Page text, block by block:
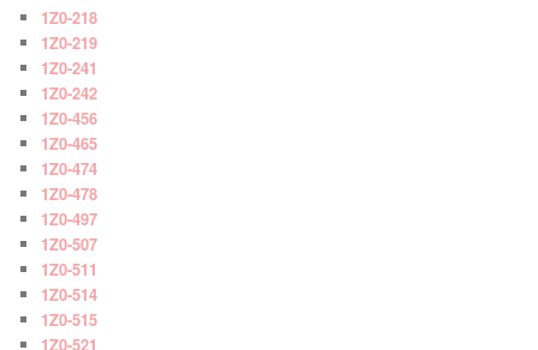
1Z0-218
1Z0-219
1Z0-241
1Z0-242
1Z0-456
1Z0-465
1Z0-474
1Z0-478
1Z0-497
1Z0-507
1Z0-511
1Z0-514
1Z0-515
1Z0-521